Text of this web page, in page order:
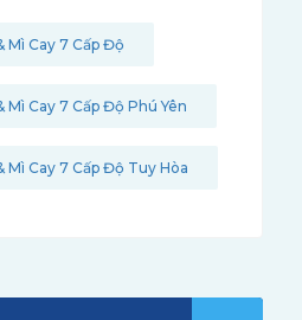
Mì Cay 7 Cấp Độ
Mì Cay 7 Cấp Độ Phú Yên
Mì Cay 7 Cấp Độ Tuy Hòa